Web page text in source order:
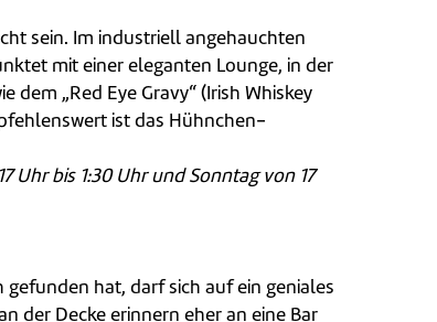
sein. Im industriell angehauchten
mit einer eleganten Lounge, in der
„Red Eye Gravy“ (Irish Whiskey
ist das Hühnchen-
Uhr bis 1:30 Uhr und Sonntag von 17
gefunden hat, darf sich auf ein geniales
der Decke erinnern eher an eine Bar